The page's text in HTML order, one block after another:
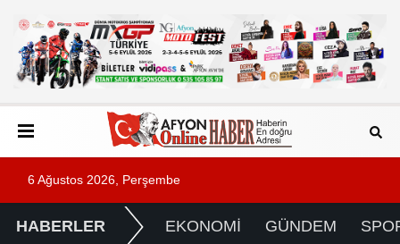
6 Ağustos 2026, Perşembe
HABERLER EKONOMİ GÜNDEM